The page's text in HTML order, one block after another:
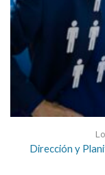
Dirección y